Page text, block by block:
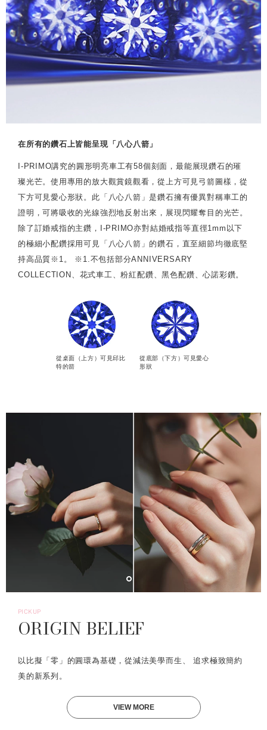
在所有的鑽石上皆能呈現「八心八箭」
I-PRIMO講究的圓形明亮車工有58個刻面，最能展現鑽石的璀
璨光芒。使用專用的放大觀賞鏡觀看，從上方可見弓箭圖樣，從
下方可見愛心形狀。此「八心八箭」是鑽石擁有優異對稱車工的
證明，可將吸收的光線強烈地反射出來，展現閃耀奪目的光芒。
除了訂婚戒指的主鑽，I-PRIMO亦對結婚戒指等直徑1mm以下
的極細小配鑽採用可見「八心八箭」的鑽石，直至細節均徹底堅
持高品質※1。 ※1.不包括部分ANNIVERSARY
COLLECTION、花式車工、粉紅配鑽、黑色配鑽、心諾彩鑽。
從桌面（上方）可見邱比
特的箭
從底部（下方）可見愛心
形狀
PICKUP
ORIGIN BELIEF
以比擬「零」的圓環為基礎，從減法美學而生、 追求極致簡約
美的新系列。
VIEW MORE